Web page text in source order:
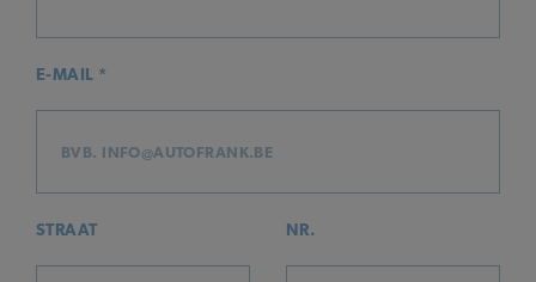
E-MAIL *
STRAAT NR.